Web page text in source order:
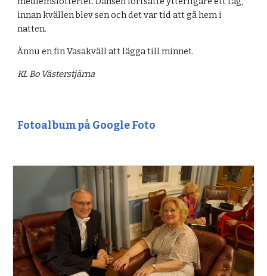
innan kvällen blev sen och det var tid att gå hem i
natten.
Ännu en fin Vasakväll att lägga till minnet.
KL Bo Västerstjärna
Fotoalbum på Google Foto